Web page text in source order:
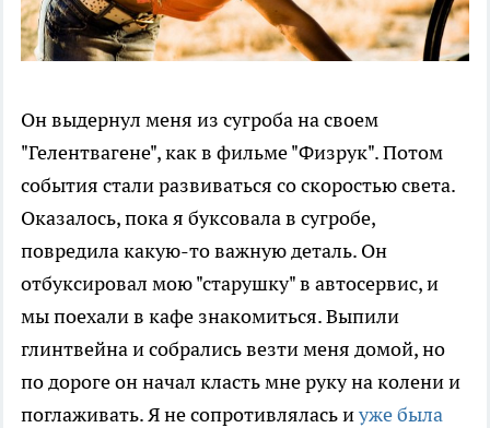
Он выдернул меня из сугроба на своем
"Гелентвагене", как в фильме "Физрук". Потом
события стали развиваться со скоростью света.
Оказалось, пока я буксовала в сугробе,
повредила какую-то важную деталь. Он
отбуксировал мою "старушку" в автосервис, и
мы поехали в кафе знакомиться. Выпили
глинтвейна и собрались везти меня домой, но
по дороге он начал класть мне руку на колени и
поглаживать. Я не сопротивлялась иуже была